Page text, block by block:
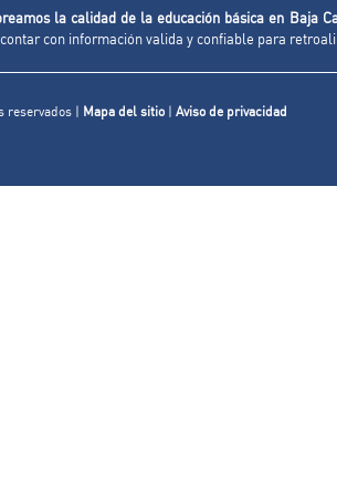
la calidad de la educación básica en Baja
con información valida y confiable para
reservados | Mapa del sitio| Aviso de privacidad